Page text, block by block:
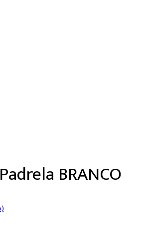
BRANCO